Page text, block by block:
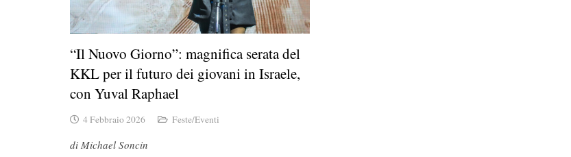
“Il Nuovo Giorno”: magnifica serata del
KKL per il futuro dei giovani in Israele,
con Yuval Raphael
4 Febbraio 2026 Feste/Eventi
di Michael Soncin